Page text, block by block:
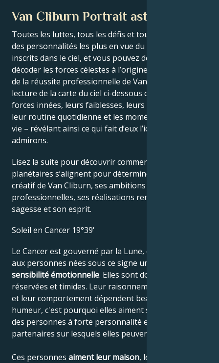
Van Cliburn Portrait astrologique
Toutes les luttes, tous les défis et tous les triomphes
des personnalités les plus en vue du monde sont
inscrits dans le ciel, et vous pouvez désormais
décoder les forces célestes à l’origine du charme et
de la réussite professionnelle de Van Cliburn. La
lecture de la carte du ciel ci-dessous décrit leurs
forces innées, leurs faiblesses, leurs vulnérabilités,
leur routine quotidienne et les moments clés de leur
vie – révélant ainsi ce qui fait d’eux l’icône que nous
admirons.
Lisez la suite pour découvrir comment les forces
planétaires s’alignent pour déterminer le génie
créatif de Van Cliburn, ses ambitions
professionnelles, ses réalisations remarquables, sa
sagesse et son esprit.
Soleil en Cancer 19°39'
Le Cancer est gouverné par la Lune, ce qui confère
aux personnes nées sous ce signe une grande
sensibilité émotionnelle. Elles sont donc souvent
réservées et timides. Leur raisonnement, leur pensée
et leur comportement dépendent beaucoup de leur
humeur, c'est pourquoi elles aiment s'appuyer sur
des personnes à forte personnalité et choisir des
partenaires sur lesquels elles peuvent s'appuyer.
Ces personnes aiment leur maison, leurs parents et